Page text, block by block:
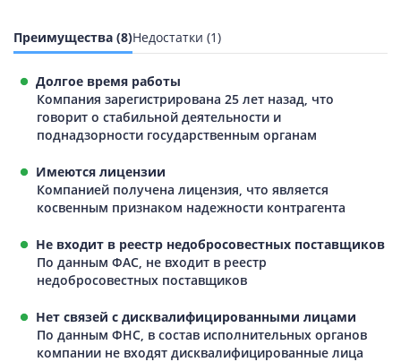
Преимущества (8)Недостатки (1)
Долгое время работы
Компания зарегистрирована 25 лет назад, что
говорит о стабильной деятельности и
поднадзорности государственным органам
Имеются лицензии
Компанией получена лицензия, что является
косвенным признаком надежности контрагента
Не входит в реестр недобросовестных поставщиков
По данным ФАС, не входит в реестр
недобросовестных поставщиков
Нет связей с дисквалифицированными лицами
По данным ФНС, в состав исполнительных органов
компании не входят дисквалифицированные лица